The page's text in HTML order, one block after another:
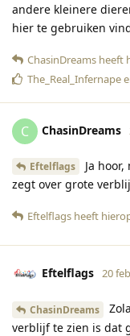
andere kleinere
hier te gebruiken
ChasinDreams heeft
The_Real_Infernape
C ChasinDreams
Eftelflags
Ja
zegt over grote
Eftelflags heeft
Eftelflags 20
ChasinDreams
verblijf te zien is dat